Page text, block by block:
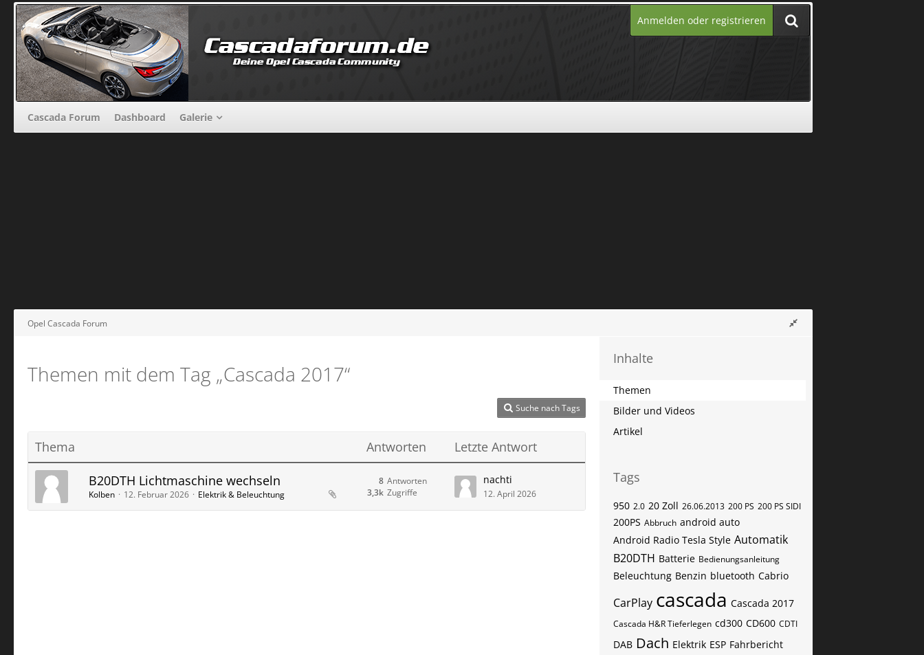
Anmelden oder registrieren
Cascada Forum Dashboard Galerie
Opel Cascada Forum
Themen mit dem Tag „Cascada 2017“
Suche nach Tags
Thema Antworten Letzte Antwort
B20DTH Lichtmaschine wechseln
Kolben 12. Februar 2026 Elektrik & Beleuchtung
Antworten
8
Zugriffe
3,3k
nachti
12. April 2026
Inhalte
Themen
Bilder und Videos
Artikel
Tags
950 2.0 20 Zoll 26.06.2013 200 PS 200 PS SIDI
200PS Abbruch android auto
Android Radio Tesla Style Automatik
B20DTH Batterie Bedienungsanleitung
Beleuchtung Benzin bluetooth Cabrio
CarPlay cascada Cascada 2017
Cascada H&R Tieferlegen cd300 CD600 CDTI
DAB Dach Elektrik ESP Fahrbericht